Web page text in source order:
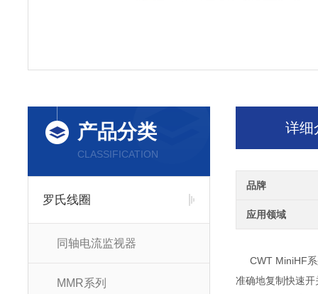
产品分类
CLASSIFICATION
罗氏线圈
同轴电流监视器
MMR系列
详细
品牌
应用领域
CWT MiniHF
准确地复制快速